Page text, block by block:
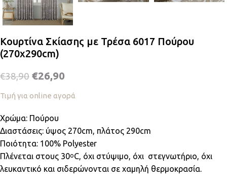
Κουρτίνα Σκίασης με Τρέσα 6017 Πούρου
(270x290cm)
€38,90 €26,90
Τιμή για online αγορά
Χρώμα: Πούρου
Διαστάσεις: ύψος 270cm, πλάτος 290cm
Ποιότητα: 100% Polyester
Πλένεται στους 30οC, όχι στύψιμο, όχι στεγνωτήριο, όχι
λευκαντικό και σιδερώνονται σε χαμηλή θερμοκρασία.